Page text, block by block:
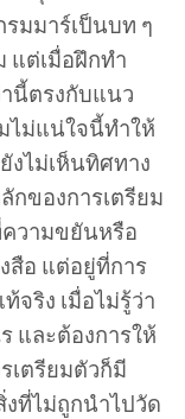
มมาร์เป็นบท ๆ
แต่เมื่อฝึกทำ
นี้ตรงกับแนว
ไม่แน่ใจนี้ทำให้
งไม่เห็นทิศทาง
ของการเตรียม
ความขยันหรือ
สือ แต่อยู่ที่การ
จริง เมื่อไม่รู้ว่า
และต้องการให้
เตรียมตัวก็มี
ที่ไม่ถูกนำไปวัด